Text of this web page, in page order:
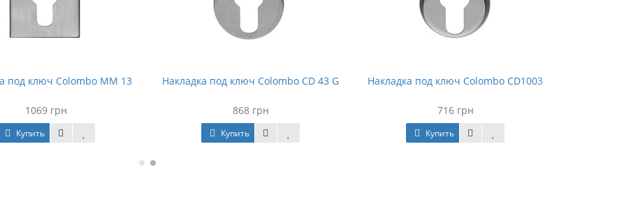
под ключ Colombo MM 13
1069 грн
Купить
Накладка под ключ Colombo CD 43 G
868 грн
Купить
Накладка под ключ Colombo CD1003
716 грн
Купить